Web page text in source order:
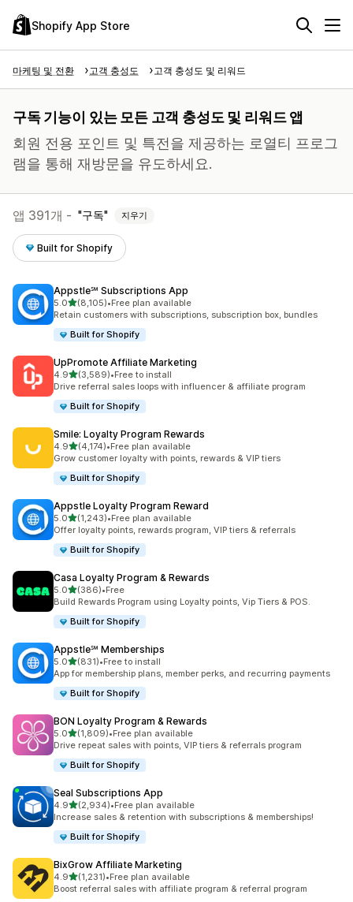
Shopify App Store
마케팅 및 전환 고객 충성도 고객 충성도 및 리워드
구독 기능이 있는 모든 고객 충성도 및 리워드 앱
회원 전용 포인트 및 특전을 제공하는 로열티 프로그
램을 통해 재방문을 유도하세요.
앱 391개 - 구독 지우기
Built for Shopify
Appstle℠ Subscriptions App
5.0별 5개 중
(8,105)
총 리뷰 8105개
•Free plan available
Retain customers with subscriptions, subscription box, bundles
Built for Shopify
UpPromote Affiliate Marketing
4.9별 5개 중
(3,589)
총 리뷰 3589개
•Free to install
Drive referral sales loops with influencer & affiliate program
Built for Shopify
Smile: Loyalty Program Rewards
4.9별 5개 중
(4,174)
총 리뷰 4174개
•Free plan available
Grow customer loyalty with points, rewards & VIP tiers
Built for Shopify
Appstle Loyalty Program Reward
5.0별 5개 중
(1,243)
총 리뷰 1243개
•Free plan available
Offer loyalty points, rewards program, VIP tiers & referrals
Built for Shopify
Casa Loyalty Program & Rewards
5.0별 5개 중
(386)
총 리뷰 386개
•Free
Build Rewards Program using Loyalty points, Vip Tiers & POS.
Built for Shopify
Appstle℠ Memberships
5.0별 5개 중
(831)
총 리뷰 831개
•Free to install
App for membership plans, member perks, and recurring payments
Built for Shopify
BON Loyalty Program & Rewards
5.0별 5개 중
(1,809)
총 리뷰 1809개
•Free plan available
Drive repeat sales with points, VIP tiers & referrals program
Built for Shopify
Seal Subscriptions App
4.9별 5개 중
(2,934)
총 리뷰 2934개
•Free plan available
Increase sales & retention with subscriptions & memberships!
Built for Shopify
BixGrow Affiliate Marketing
4.9별 5개 중
(1,231)
총 리뷰 1231개
•Free plan available
Boost referral sales with affiliate program & referral program